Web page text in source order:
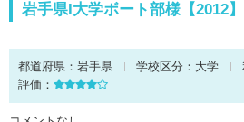
岩手県I大学ボート部様【2012】
都道府県： 岩手県 学校区分： 大学
評価：